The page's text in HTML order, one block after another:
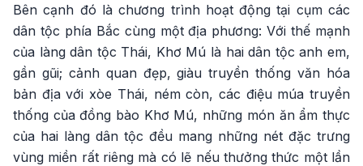
Bên cạnh đó là chương trình hoạt động tại cụm các
dân tộc phía Bắc cùng một địa phương: Với thế mạnh
của làng dân tộc Thái, Khơ Mú là hai dân tộc anh em,
gần gũi; cảnh quan đẹp, giàu truyền thống văn hóa
bản địa với xòe Thái, ném còn, các điệu múa truyền
thống của đồng bào Khơ Mú, những món ăn ẩm thực
của hai làng dân tộc đều mang những nét đặc trưng
vùng miền rất riêng mà có lẽ nếu thưởng thức một lần